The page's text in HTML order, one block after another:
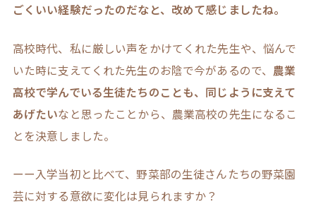
ごくいい経験だったのだなと、改めて感じましたね。
高校時代、私に厳しい声をかけてくれた先生や、悩んで
いた時に支えてくれた先生のお陰で今があるので、 農業
高校で学んでいる生徒たちのことも、同じように支えて
あげたいなと思ったことから、農業高校の先生になるこ
とを決意しました。
ーー入学当初と比べて、野菜部の生徒さんたちの野菜園
芸に対する意欲に変化は見られますか？